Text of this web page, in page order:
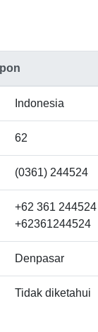
Indonesia
62
(0361) 244524
+62 361 244524
+62361244524
Denpasar
Tidak diketahui